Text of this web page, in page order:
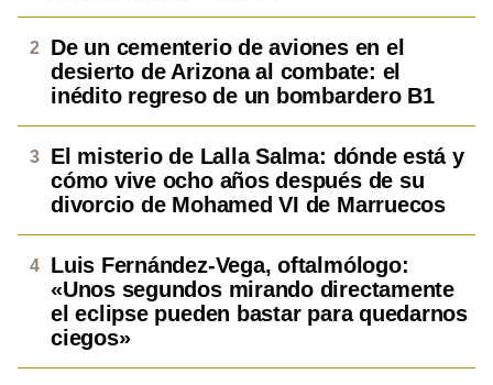
De un cementerio de aviones en el
desierto de Arizona al combate: el
inédito regreso de un bombardero B1
El misterio de Lalla Salma: dónde está y
cómo vive ocho años después de su
divorcio de Mohamed VI de Marruecos
Luis Fernández-Vega, oftalmólogo:
«Unos segundos mirando directamente
el eclipse pueden bastar para quedarnos
ciegos»